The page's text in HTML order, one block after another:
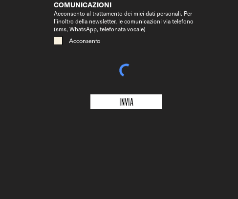
COMUNICAZIONI
Acconsento al trattamento dei miei dati personali. Per
l’inoltro della newsletter, le comunicazioni via telefono
(sms, WhatsApp, telefonata vocale)
Acconsento
Invia